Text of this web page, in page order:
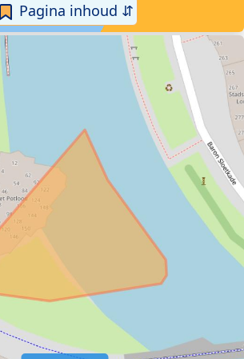
Pagina inhoud ⇵